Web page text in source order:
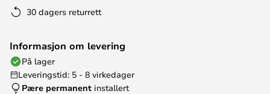
30 dagers returrett
Informasjon om levering
På lager
Leveringstid: 5 - 8 virkedager
Pære permanent installert